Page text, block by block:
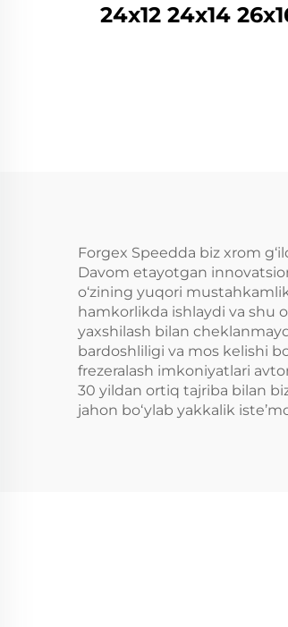
24x12 24x14
Forgex Speedda biz xrom
Davom etayotgan
o‘zining yuqori
hamkorlikda ishlaydi va shu
yaxshilash bilan
bardoshliligi va mos kelishi
frezeralash imkoniyatlari
30 yildan ortiq tajriba bilan
jahon bo‘ylab yakkalik